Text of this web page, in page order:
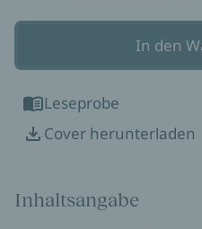
In den
Leseprobe
Cover herunterladen
Inhaltsangabe